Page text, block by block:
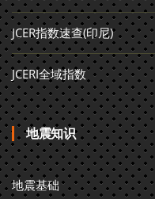
JCER指数速查(印尼)
JCERI全域指数
地震知识
地震基础